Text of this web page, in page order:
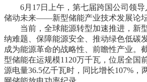
6月17日上午，第七届跨国公司领
储动未来——新型储能产业技术发展论坛
当前，全球能源转型加速推进，新
纳难题、保障能源安全、推动绿色低碳
成为能源革命的战略性、前瞻性产业。
型储能在运规模1120万千瓦，位居全国
源电量36.5亿千瓦时，同比增长107%，